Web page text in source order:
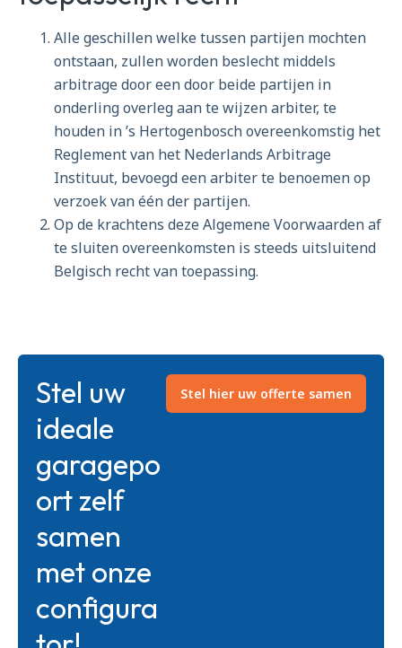
Alle geschillen welke tussen partijen mochten
ontstaan, zullen worden beslecht middels
arbitrage door een door beide partijen in
onderling overleg aan te wijzen arbiter, te
houden in ’s Hertogenbosch overeenkomstig het
Reglement van het Nederlands Arbitrage
Instituut, bevoegd een arbiter te benoemen op
verzoek van één der partijen.
Op de krachtens deze Algemene Voorwaarden af
te sluiten overeenkomsten is steeds uitsluitend
Belgisch recht van toepassing.
Stel uw
ideale
garagepo
ort zelf
samen
met onze
configura
Stel hier uw offerte samen